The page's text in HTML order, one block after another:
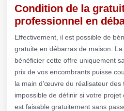
Condition de la
professionnel en
Effectivement, il est possible de
gratuite en débarras de maison.
bénéficier cette offre uniquement
prix de vos encombrants puisse
la main d’œuvre du réalisateur des
impossible de définir si votre
est faisable gratuitement sans